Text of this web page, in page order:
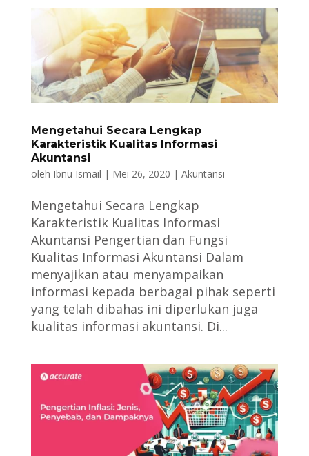
Mengetahui Secara Lengkap
Karakteristik Kualitas Informasi
Akuntansi
oleh Ibnu Ismail | Mei 26, 2020 | Akuntansi
Mengetahui Secara Lengkap
Karakteristik Kualitas Informasi
Akuntansi Pengertian dan Fungsi
Kualitas Informasi Akuntansi Dalam
menyajikan atau menyampaikan
informasi kepada berbagai pihak seperti
yang telah dibahas ini diperlukan juga
kualitas informasi akuntansi. Di...